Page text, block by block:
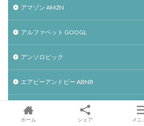
アマゾン AMZN
アルファベット GOOGL
アンソロピック
エアビーアンドビー ABNB
エッツィ ETSY
ホーム シェア メニ